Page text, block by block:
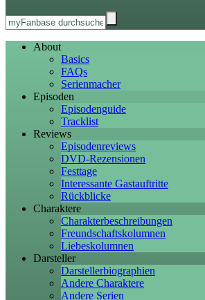
About
Basics
FAQs
Serienmacher
Episoden
Episodenguide
Tracklist
Reviews
Episodenreviews
DVD-Rezensionen
Festtage
Interessante Gastauftritte
Rückblicke
Charaktere
Charakterbeschreibungen
Freundschaftskolumnen
Liebeskolumnen
Darsteller
Darstellerbiographien
Andere Charaktere
Andere Serien